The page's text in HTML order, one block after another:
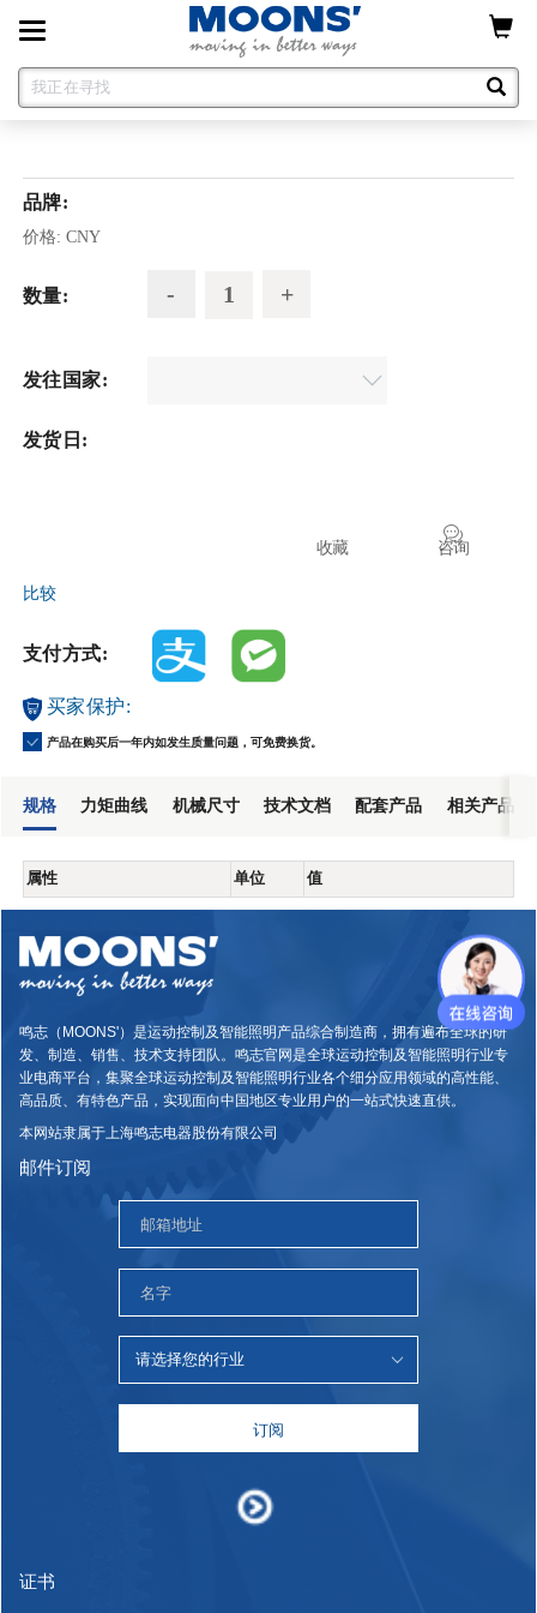
Toggle
navigation
品牌:
价格: CNY
数量:
发往国家:
发货日:
咨询
收藏
比较
支付方式:
买家保护:
产品在购买后一年内如发生质量问题，可免费换货。
规格 力矩曲线 机械尺寸 技术文档 配套产品 相关产品
属性 单位 值
鸣志（MOONS'）是运动控制及智能照明产品综合制造商，拥有遍布全球的研
发、制造、销售、技术支持团队。鸣志官网是全球运动控制及智能照明行业专
业电商平台，集聚全球运动控制及智能照明行业各个细分应用领域的高性能、
高品质、有特色产品，实现面向中国地区专业用户的一站式快速直供。
本网站隶属于上海鸣志电器股份有限公司
邮件订阅
订阅
证书